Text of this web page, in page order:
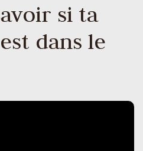
si ta
dans le